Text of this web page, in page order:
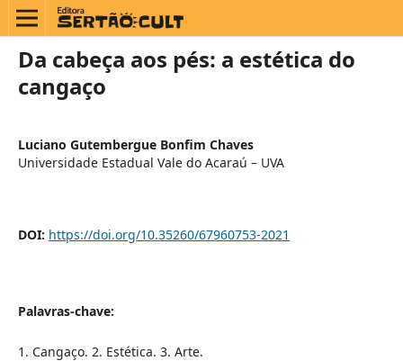
Da cabeça aos pés: a estética do
cangaço
Luciano Gutembergue Bonfim Chaves
Universidade Estadual Vale do Acaraú – UVA
DOI: https://doi.org/10.35260/67960753-2021
Palavras-chave:
1. Cangaço. 2. Estética. 3. Arte.